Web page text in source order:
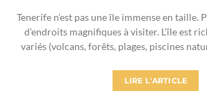
Tenerife n’est pas une île immense en taille.
d’endroits magnifiques à visiter. L’île est
variés (volcans, forêts, plages, piscines
LIRE L'ARTICLE